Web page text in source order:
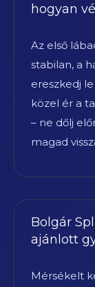
hogyan
Az első
stabilan, a
ereszkedj
közel ér a
– ne dőlj
magad
Bolgár
ajánlott
Mérsékelt